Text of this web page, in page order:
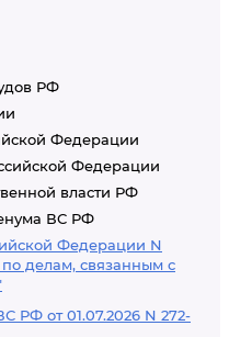
РФ
Федерации
Федерации
власти РФ
ВС РФ
Федерации N
делам, связанным с
РФ от 01.07.2026 N 272-